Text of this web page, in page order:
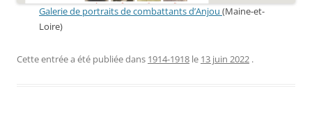
Galerie de portraits de combattants d’Anjou (Maine-et-
Loire)
Cette entrée a été publiée dans 1914-1918 le 13 juin 2022 .